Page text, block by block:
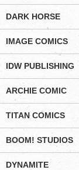
DARK HORSE
IMAGE COMICS
IDW PUBLISHING
ARCHIE COMIC
TITAN COMICS
BOOM! STUDIOS
DYNAMITE